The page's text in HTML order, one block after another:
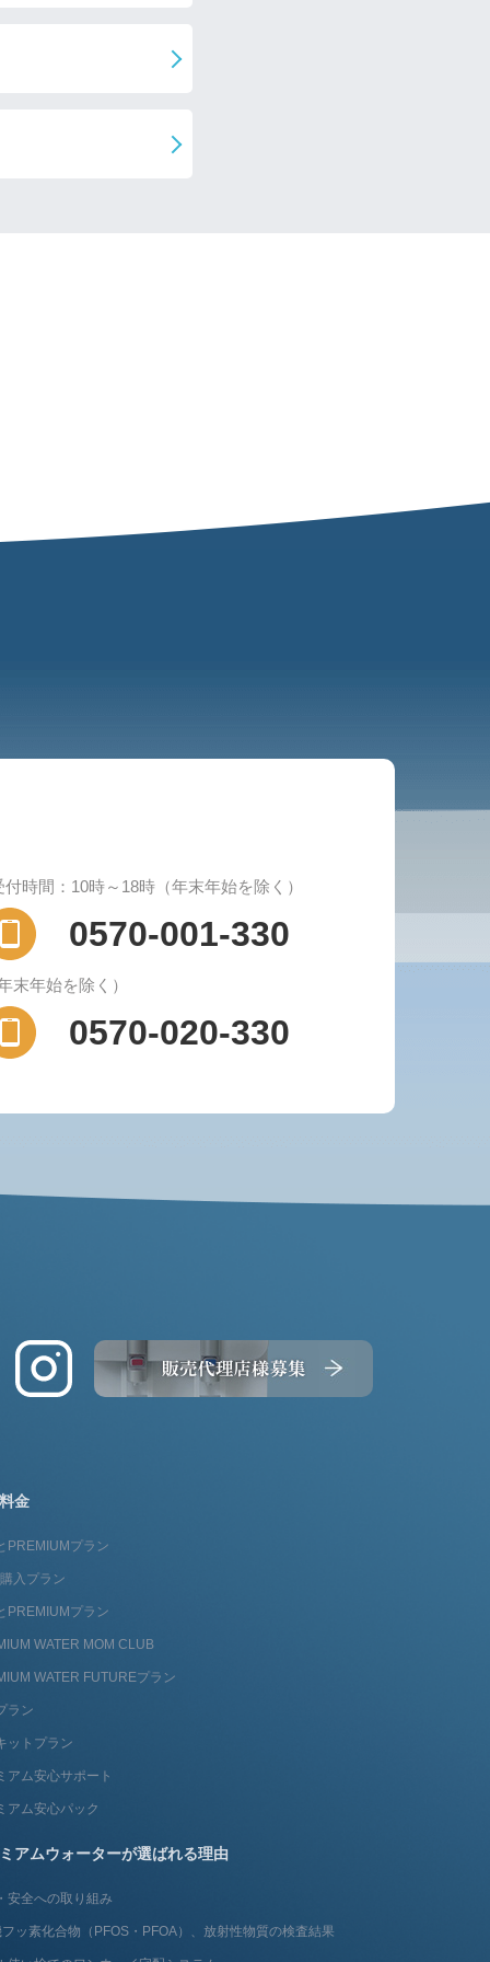
付時間：10時～18時（年末年始を除く）
0570-001-330
末年始を除く）
0570-020-330
金
PREMIUMプラン
入プラン
PREMIUMプラン
WATER MOM CLUB
WATER FUTUREプラン
ラン
ットプラン
アム安心サポート
アム安心パック
アムウォーターが選ばれる理由
安全への取り組み
ッ素化合物（PFOS・PFOA）、放射性物質の検査結果